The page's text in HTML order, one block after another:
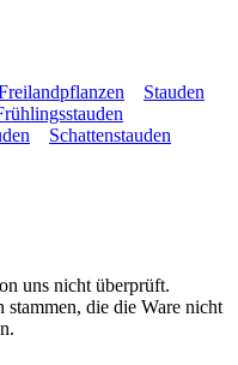
Stauden
Schattenstauden
uns nicht überprüft.
die die Ware nicht